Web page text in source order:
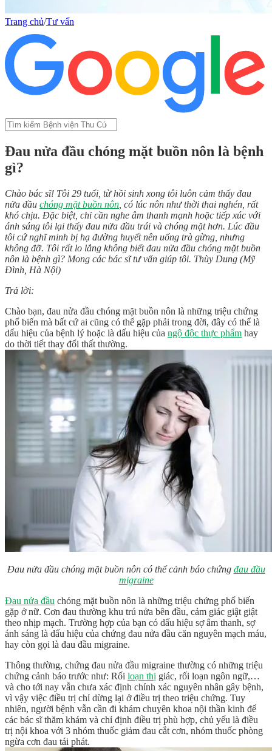
Trang chủ/Tư vấn
Đau nửa đầu chóng mặt buồn nôn là bệnh
gì?
Chào bác sĩ! Tôi 29 tuổi, từ hồi sinh xong tôi luôn cảm thấy đau
nửa đầu chóng mặt buồn nôn , có lúc nôn như thời thai nghén, rất
khó chịu. Đặc biệt, chỉ cần nghe âm thanh mạnh hoặc tiếp xúc với
ánh sáng tôi lại thấy đau nửa đầu trái và chóng mặt hơn. Lúc đầu
tôi cứ nghĩ minh bị hạ đường huyết nên uống trà gừng, nhưng
không đỡ. Tôi rất lo lắng không biết đau nửa đầu chóng mặt buồn
nôn là bệnh gì? Mong các bác sĩ tư vấn giúp tôi. Thùy Dung (Mỹ
Đình, Hà Nội)
Trả lời:
Chào bạn, đau nửa đầu chóng mặt buồn nôn là những triệu chứng
phổ biến mà bất cứ ai cũng có thể gặp phải trong đời, đây có thể là
dấu hiệu của bệnh lý hoặc là dấu hiệu của ngộ độc thực phẩm hay
do thời tiết thay đổi thất thường.
Đau nửa đầu chóng mặt buồn nôn có thể cảnh báo chứng đau đầu
migraine
Đau nửa đầu chóng mặt buồn nôn là những triệu chứng phổ biến
gặp ở nữ. Cơn đau thường khu trú nửa bên đầu, cảm giác giật giật
theo nhịp mạch. Trường hợp của bạn có dấu hiệu sợ âm thanh, sợ
ánh sáng là dấu hiệu của chứng đau nửa đầu căn nguyên mạch máu,
hay còn gọi là đau đầu migraine.
Thông thường, chứng đau nửa đầu migraine thường có những triệu
chứng cảnh báo trước như: Rối loạn thị giác, rối loạn ngôn ngữ,…
và cho tới nay vẫn chưa xác định chính xác nguyên nhân gây bệnh,
vì vậy việc điều trị chỉ dừng lại ở điều trị theo triệu chứng. Tuy
nhiên, người bệnh vẫn cần đi khám chuyên khoa nội thần kinh để
các bác sĩ thăm khám và chỉ định điều trị phù hợp, chủ yếu là điều
trị nội khoa với 3 nhóm thuốc giảm đau cắt cơn, nhóm thuốc phòng
ngừa cơn đau tái phát.